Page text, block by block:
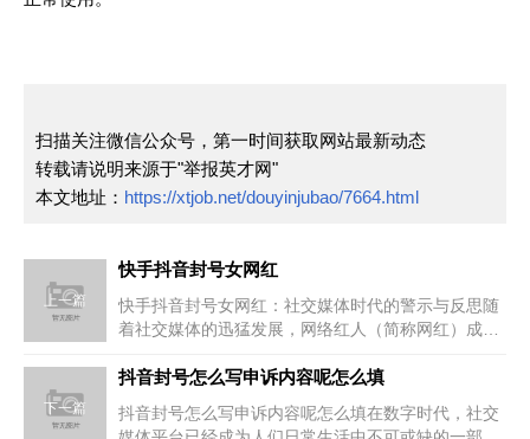
扫描关注微信公众号，第一时间获取网站最新动态
转载请说明来源于"举报英才网"
本文地址： https://xtjob.net/douyinjubao/7664.html
上一篇
快手抖音封号女网红
快手抖音封号女网红：社交媒体时代的警示与反思随
着社交媒体的迅猛发展，网络红人（简称网红）成为
下一篇
抖音封号怎么写申诉内容呢怎么填
抖音封号怎么写申诉内容呢怎么填在数字时代，社交